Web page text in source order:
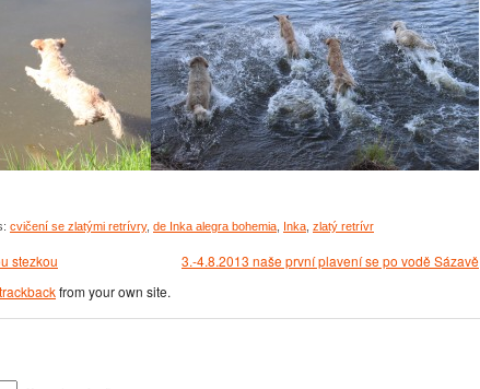
cvičení se zlatými retrívry, de Inka alegra bohemia Inka zlatý retrívr
stezkou 3.-4.8.2013 naše první plavení se po vodě Sázavě
trackbackfrom your own site.